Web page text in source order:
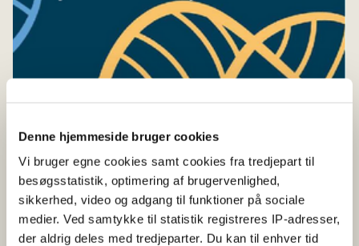
Denne hjemmeside bruger cookies
Vi bruger egne cookies samt cookies fra tredjepart til
besøgsstatistik, optimering af brugervenlighed,
sikkerhed, video og adgang til funktioner på sociale
medier. Ved samtykke til statistik registreres IP-adresser,
der aldrig deles med tredjeparter. Du kan til enhver tid